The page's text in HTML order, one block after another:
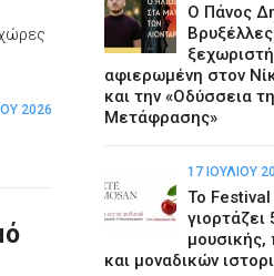
2026
Ο Πάνος
αφιερωμένη στον
και την «Οδύσσεια
Μετάφρασης»
17 ΙΟΥΛΊΟΥ
Το
γιορτάζει
μουσικής,
και μοναδικών